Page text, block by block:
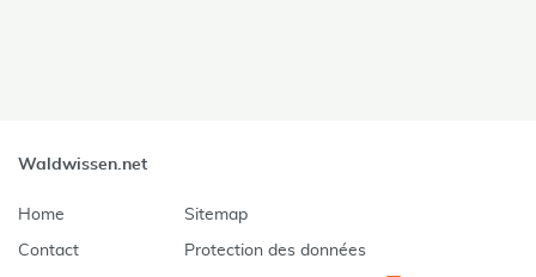
Waldwissen.net
Home
Contact
Sitemap
Protection des données